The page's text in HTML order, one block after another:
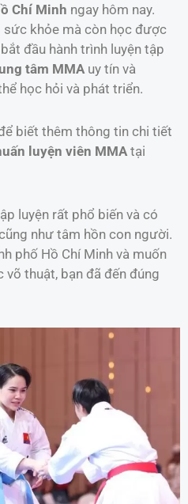
Chí Minh ngay hôm nay.
sức khỏe mà còn học được
đầu hành trình luyện tập
tâm MMA uy tín và
học hỏi và phát triển.
biết thêm thông tin chi tiết
luyện viên MMAtại
luyện rất phổ biến và có
như tâm hồn con người.
phố Hồ Chí Minh và muốn
thuật, bạn đã đến đúng